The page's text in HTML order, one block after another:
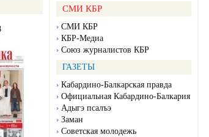
СМИ КБР
СМИ КБР
КБР-Медиа
Союз журналистов КБР
ГАЗЕТЫ
Кабардино-Балкарская правда
Официальная Кабардино-Балкария
Адыгэ псалъэ
Заман
Советская молодежь